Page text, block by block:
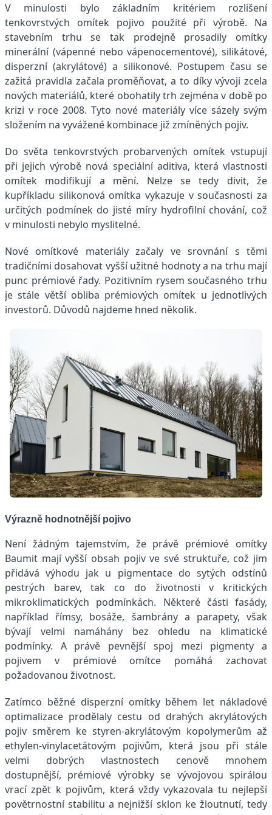
V minulosti bylo základním kritériem rozlišení
tenkovrstvých omítek pojivo použité při výrobě. Na
stavebním trhu se tak prodejně prosadily omítky
minerální (vápenné nebo vápenocementové), silikátové,
disperzní (akrylátové) a silikonové. Postupem času se
zažitá pravidla začala proměňovat, a to díky vývoji zcela
nových materiálů, které obohatily trh zejména v době po
krizi v roce 2008. Tyto nové materiály více sázely svým
složením na vyvážené kombinace již zmíněných pojiv.
Do světa tenkovrstvých probarvených omítek vstupují
při jejich výrobě nová speciální aditiva, která vlastnosti
omítek modifikují a mění. Nelze se tedy divit, že
kupříkladu silikonová omítka vykazuje v současnosti za
určitých podmínek do jisté míry hydrofilní chování, což
v minulosti nebylo myslitelné.
Nové omítkové materiály začaly ve srovnání s těmi
tradičními dosahovat vyšší užitné hodnoty a na trhu mají
punc prémiové řady. Pozitivním rysem současného trhu
je stále větší obliba prémiových omítek u jednotlivých
investorů. Důvodů najdeme hned několik.
Výrazně hodnotnější pojivo
Není žádným tajemstvím, že právě prémiové omítky
Baumit mají vyšší obsah pojiv ve své struktuře, což jim
přidává výhodu jak u pigmentace do sytých odstínů
pestrých barev, tak co do životnosti v kritických
mikroklimatických podmínkách. Některé části fasády,
například římsy, bosáže, šambrány a parapety, však
bývají velmi namáhány bez ohledu na klimatické
podmínky. A právě pevnější spoj mezi pigmenty a
pojivem v prémiové omítce pomáhá zachovat
požadovanou životnost.
Zatímco běžné disperzní omítky během let nákladové
optimalizace prodělaly cestu od drahých akrylátových
pojiv směrem ke styren-akrylátovým kopolymerům až
ethylen-vinylacetátovým pojivům, která jsou při stále
velmi dobrých vlastnostech cenově mnohem
dostupnější, prémiové výrobky se vývojovou spirálou
vrací zpět k pojivům, která vždy vykazovala tu nejlepší
povětrnostní stabilitu a nejnižší sklon ke žloutnutí, tedy